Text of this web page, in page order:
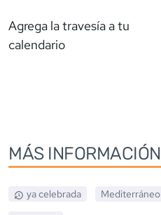
Agrega la travesía a tu
calendario
MÁS INFORMACIÓN
ya celebrada Mediterráneo